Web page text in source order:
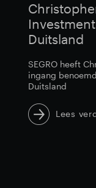
Duitsland
SEGRO heeft
ingang
Duitsland
Lees